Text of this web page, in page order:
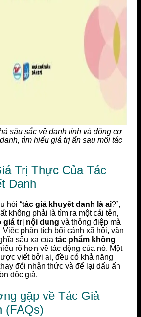
sâu sắc về danh tính và động cơ
tìm hiểu giá trị ẩn sau mỗi tác
Trị Thực Của Tác
Danh
hỏi “tác giả khuyết danh là ai?”,
không phải là tìm ra một cái tên,
giá trị nội dung và thông điệp mà
Việc phân tích bối cảnh xã hội, văn
sâu xa của tác phẩm không
rõ hơn về tác động của nó. Một
viết bởi ai, đều có khả năng
đổi nhận thức và để lại dấu ấn
độc giả.
gặp về Tác Giả
(FAQs)